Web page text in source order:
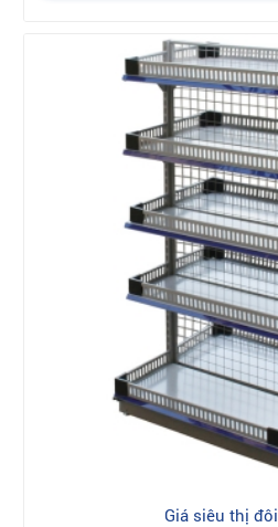
Giá siêu thị